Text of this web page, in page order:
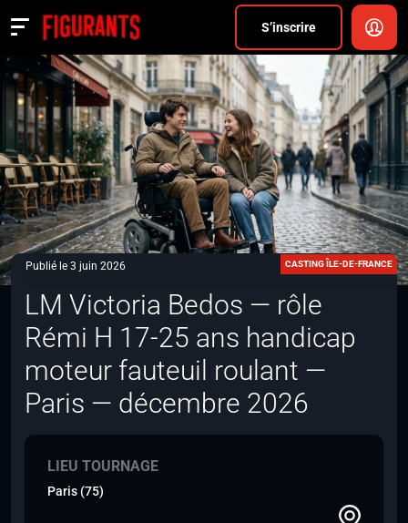
S’inscrire
Actualités
ANNONCER
FAQ
S’inscrire
CONNEXION
Publié le 3 juin 2026
CASTING ÎLE-DE-FRANCE
LM Victoria Bedos — rôle
Rémi H 17-25 ans handicap
moteur fauteuil roulant —
Paris — décembre 2026
LIEU TOURNAGE
Paris (75)